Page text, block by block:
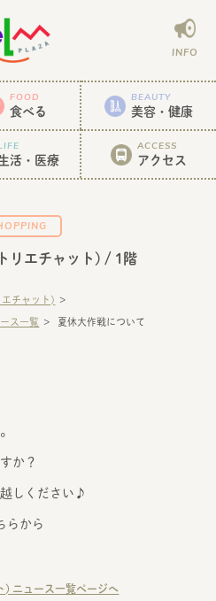
INFO
FOOD
食べる
BEAUTY
美容・健康
活・医療
ACCESS
アクセス
リエチャット) / 1階
チャット)
ス一覧 夏休大作戦について
か？
しください♪
らから
) ニュース一覧ページへ